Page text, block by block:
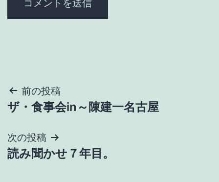
投
稿
ナ
ビ
前の投稿
ザ・食事会in～陳建一名古屋
次の投稿
読み聞かせ７年目。